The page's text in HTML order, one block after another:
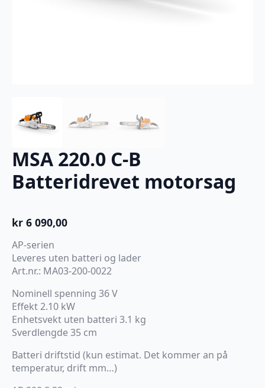
MSA 220.0 C-B
Batteridrevet motorsag
kr 6 090,00
AP-serien
Leveres uten batteri og lader
Art.nr.: MA03-200-0022
Nominell spenning 36 V
Effekt 2.10 kW
Enhetsvekt uten batteri 3.1 kg
Sverdlengde 35 cm
Batteri driftstid (kun estimat. Det kommer an på
temperatur, drift mm…)